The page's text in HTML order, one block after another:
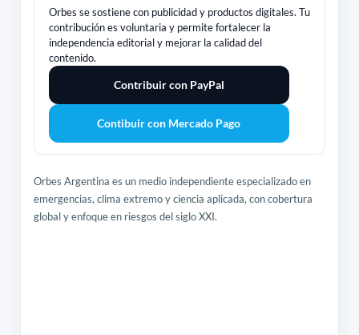
Orbes se sostiene con publicidad y productos digitales. Tu
contribución es voluntaria y permite fortalecer la
independencia editorial y mejorar la calidad del
contenido.
Contribuir con PayPal
Contibuir con Mercado Pago
Orbes Argentina es un medio independiente especializado en
emergencias, clima extremo y ciencia aplicada, con cobertura
global y enfoque en riesgos del siglo XXI.